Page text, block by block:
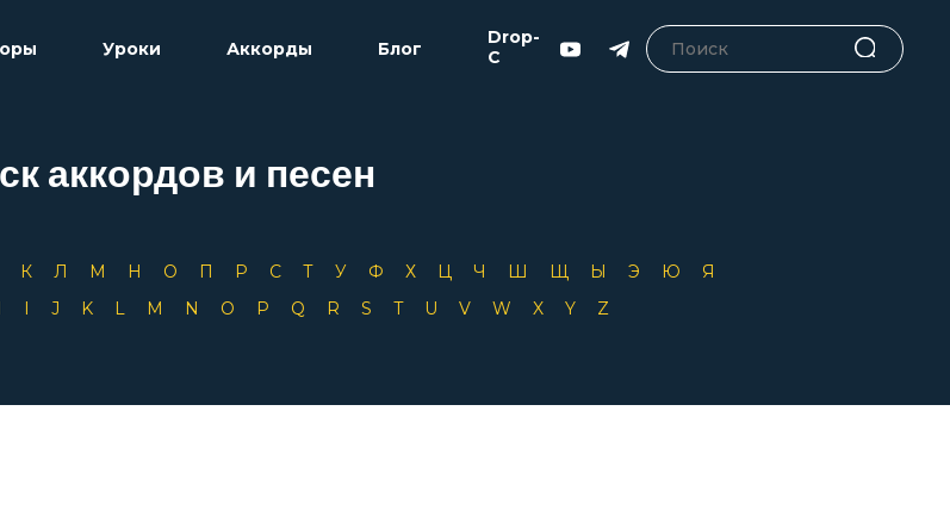
Уроки Аккорды Блог
Drop-
C
аккордов и песен
К Л М Н О П Р С Т У Ф Х Ц Ч Ш Щ Ы Э Ю
Я
I J K L M N O P Q R S T U V W X Y Z